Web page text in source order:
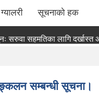
ग्यालरी सूचनाको हक
सहमतिका लागि दर्खास्त आह्वान
सम्बन्धी सूचना।